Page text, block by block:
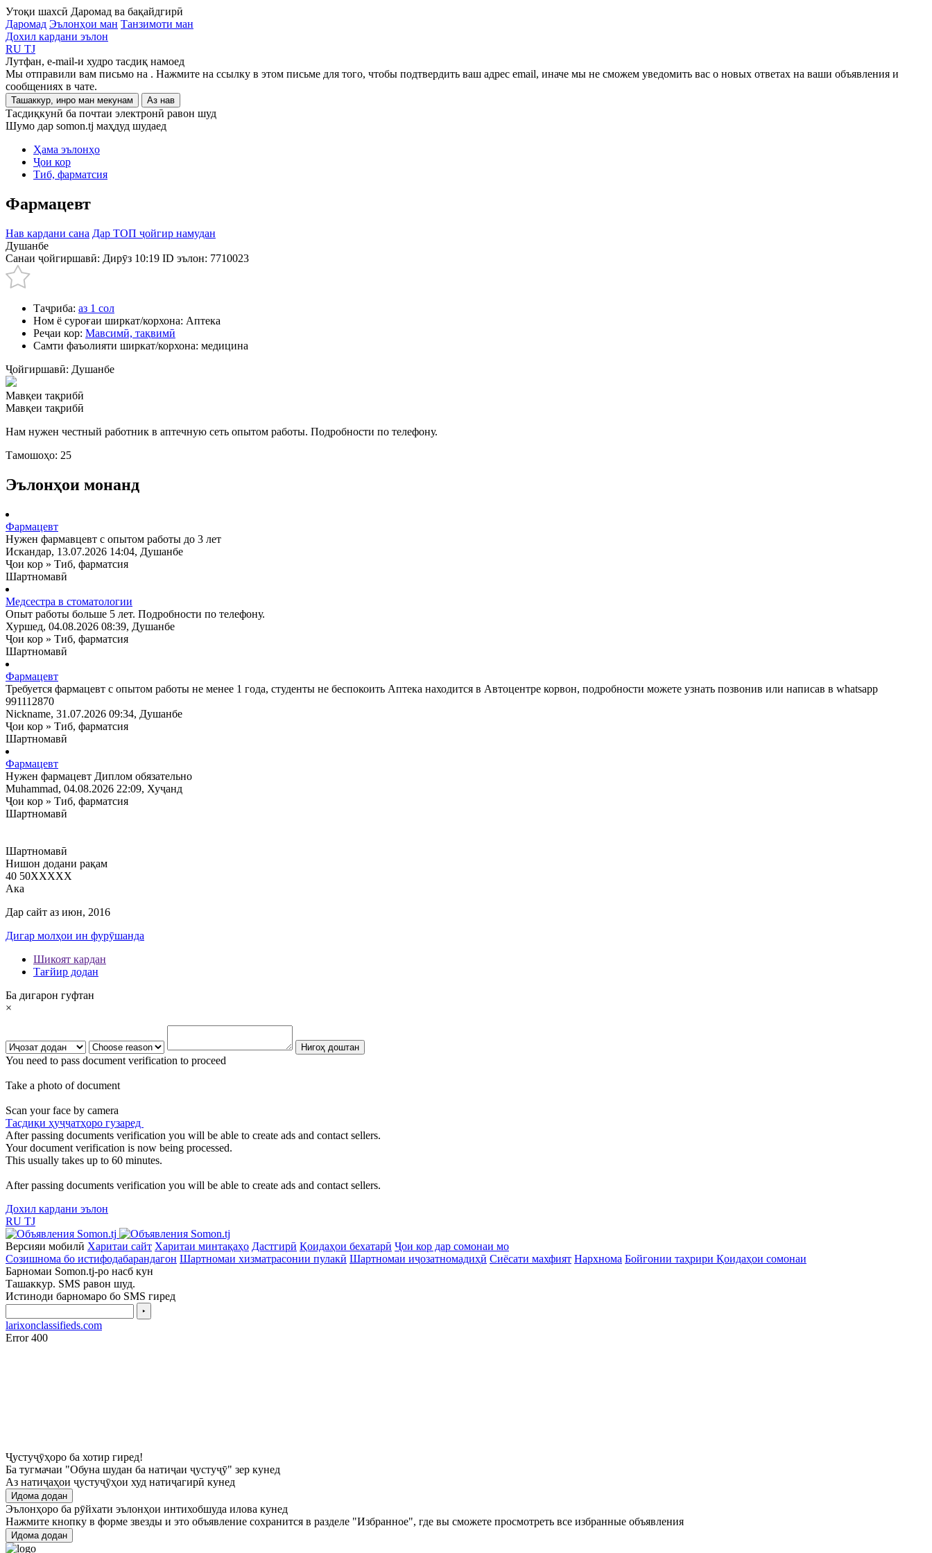
Утоқи шахсӣ Даромад ва бақайдгирӣ
Даромад Эълонҳои ман Танзимоти ман
Дохил кардани эълон
RU TJ
Лутфан, e-mail-и худро тасдиқ намоед
Мы отправили вам письмо на . Нажмите на ссылку в этом письме для того, чтобы подтвердить ваш адрес email, иначе мы не сможем уведомить вас о новых ответах на ваши объявления и
сообщениях в чате.
Ташаккур, инро ман мекунам Аз нав
Тасдиқкунӣ ба почтаи электронӣ равон шуд
Шумо дар somon.tj маҳдуд шудаед
Ҳама эълонҳо
Ҷои кор
Тиб, фарматсия
Фармацевт
Нав кардани сана Дар ТОП ҷойгир намудан
Душанбе
Санаи ҷойгиршавӣ: Дирӯз 10:19 ID эълон: 7710023
Таҷриба: аз 1 сол
Ном ё суроғаи ширкат/корхона: Аптека
Реҷаи кор: Мавсимӣ, тақвимӣ
Самти фаъолияти ширкат/корхона: медицина
Ҷойгиршавӣ: Душанбе
Мавқеи тақрибӣ
Мавқеи тақрибӣ
Нам нужен честный работник в аптечную сеть опытом работы. Подробности по телефону.
Тамошоҳо: 25
Эълонҳои монанд
Фармацевт
Нужен фармавцевт с опытом работы до 3 лет
Искандар, 13.07.2026 14:04, Душанбе
Ҷои кор » Тиб, фарматсия
Шартномавӣ
Медсестра в стоматологии
Опыт работы больше 5 лет. Подробности по телефону.
Хуршед, 04.08.2026 08:39, Душанбе
Ҷои кор » Тиб, фарматсия
Шартномавӣ
Фармацевт
Требуется фармацевт с опытом работы не менее 1 года, студенты не беспокоить Аптека находится в Автоцентре корвон, подробности можете узнать позвонив или написав в whatsapp
991112870
Nickname, 31.07.2026 09:34, Душанбе
Ҷои кор » Тиб, фарматсия
Шартномавӣ
Фармацевт
Нужен фармацевт Диплом обязательно
Muhammad, 04.08.2026 22:09, Хуҷанд
Ҷои кор » Тиб, фарматсия
Шартномавӣ
Шартномавӣ
Нишон додани рақам
40 50XXXXX
Ака
Дар сайт аз июн, 2016
Дигар молҳои ин фурӯшанда
Шикоят кардан
Тағйир додан
Ба дигарон гуфтан
×
You need to pass document verification to proceed
Take a photo of document
Scan your face by camera
Тасдиқи ҳуҷҷатҳоро гузаред
After passing documents verification you will be able to create ads and contact sellers.
Your document verification is now being processed.
This usually takes up to 60 minutes.
After passing documents verification you will be able to create ads and contact sellers.
Дохил кардани эълон
RU TJ
Версияи мобилӣ Харитаи сайт Харитаи минтақаҳо Дастгирӣ Қоидаҳои бехатарӣ Ҷои кор дар сомонаи мо
Созишнома бо истифодабарандагон Шартномаи хизматрасонии пулакӣ Шартномаи иҷозатномадиҳӣ Сиёсати махфият Нархнома Бойгонии таҳрири Қоидаҳои сомонаи
Барномаи Somon.tj-ро насб кун
Ташаккур. SMS равон шуд.
Истиноди барномаро бо SMS гиред
‣
larixonclassifieds.com
Error 400
Ҷустуҷӯҳоро ба хотир гиред!
Ба тугмачаи "Обуна шудан ба натиҷаи ҷустуҷӯ" зер кунед
Аз натиҷаҳои ҷустуҷӯҳои худ натиҷагирӣ кунед
Идома додан
Эълонҳоро ба рӯйхати эълонҳои интихобшуда илова кунед
Нажмите кнопку в форме звезды и это объявление сохранится в разделе "Избранное", где вы сможете просмотреть все избранные объявления
Идома додан